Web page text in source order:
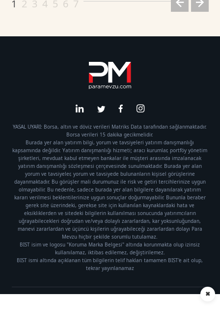
✖
1 2 3 4 5 6 7
YASAL UYARI: Borsa, altın ve döviz verileri Matriks Data tarafından sağlanmaktadır.
Borsa verileri 15 dakika gecikmelidir.
Burada yer alan yatırım bilgi, yorum ve tavsiyeleri yatırım danışmanlığı
kapsamında değildir. Yatırım danışmanlığı hizmeti; aracı kurumlar, portföy yönetim
şirketleri, mevduat kabul etmeyen bankalar ile müşteri arasında imzalanacak
yatırım danışmanlığı sözleşmesi çerçevesinde sunulmaktadır. Burada yer alan
yorum ve tavsiyeler, yorum ve tavsiyede bulunanların kişisel görüşlerine
dayanmaktadır. Bu görüşler mali durumunuz ile risk ve getiri tercihlerinize uygun
olmayabilir. Bu nedenle, sadece burada yer alan bilgilere dayanılarak yatırım
kararı verilmesi beklentilerinize uygun sonuçlar doğurmayabilir. Bununla beraber
gerek site üzerindeki, gerekse site için kullanılan kaynaklardaki hata ve
eksikliklerden ve sitedeki bilgilerin kullanılması sonucunda yatırımcıların
uğrayabilecekleri doğrudan ve/veya dolaylı zararlardan, kar yoksunluğundan,
manevi zararlardan ve üçüncü kişilerin uğrayabileceği zararlardan dolayı Para
Mevzu hiçbir şekilde sorumlu tutulamaz.
BIST isim ve logosu "Koruma Marka Belgesi" altında korunmakta olup izinsiz
kullanılamaz, iktibas edilemez, değiştirilemez.
BIST ismi altında açıklanan tüm bilgilerin telif hakları tamamen BIST'e ait olup,
tekrar yayınlanamaz